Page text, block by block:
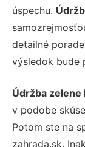
úspechu.
detailné
výsledok bude
Údržba
v podobe
Potom ste na
zahrada.sk.